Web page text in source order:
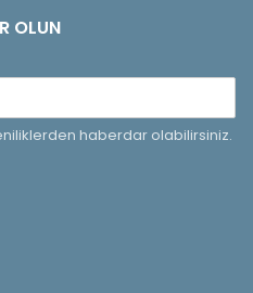
OLUN
haberdar olabilirsiniz.